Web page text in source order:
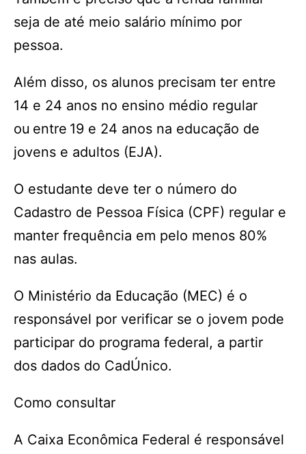
seja de até meio salário mínimo por
pessoa.
Além disso, os alunos precisam ter entre
14 e 24 anos no ensino médio regular
ou entre 19 e 24 anos na educação de
jovens e adultos (EJA).
O estudante deve ter o número do
Cadastro de Pessoa Física (CPF) regular e
manter frequência em pelo menos 80%
nas aulas.
O Ministério da Educação (MEC) é o
responsável por verificar se o jovem pode
participar do programa federal, a partir
dos dados do CadÚnico.
Como consultar
A Caixa Econômica Federal é responsável